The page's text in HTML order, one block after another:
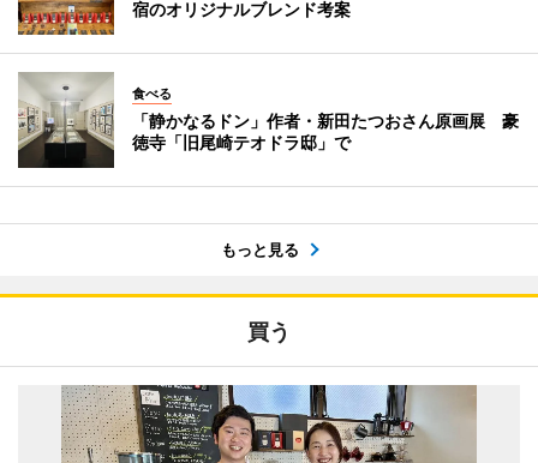
宿のオリジナルブレンド考案
食べる
「静かなるドン」作者・新田たつおさん原画展 豪
徳寺「旧尾崎テオドラ邸」で
もっと見る
買う